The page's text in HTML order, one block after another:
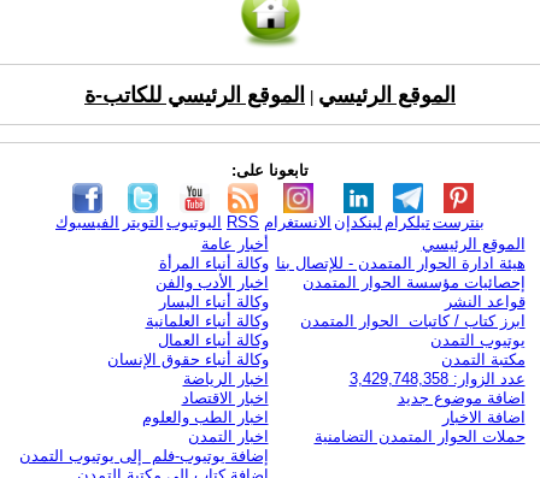
الموقع الرئيسي الموقع الرئيسي للكاتب-ة
تابعونا على:
الفيسبوك التويتر اليوتيوب RSS الانستغرام لينكدإن تيلكرامبنترست
الموقع الرئيسي
هيئة ادارة الحوار المتمدن - للإتصال بنا
إحصائيات مؤسسة الحوار المتمدن
قواعد النشر
ابرز كتاب / كاتبات الحوار المتمدن
يوتيوب التمدن
مكتبة التمدن
عدد الزوار: 3,429,748,358
اضافة موضوع جديد
اضافة الاخبار
حملات الحوار المتمدن التضامنية
أخبار عامة
وكالة أنباء المرأة
اخبار الأدب والفن
وكالة أنباء اليسار
وكالة أنباء العلمانية
وكالة أنباء العمال
وكالة أنباء حقوق الإنسان
اخبار الرياضة
اخبار الاقتصاد
اخبار الطب والعلوم
اخبار التمدن
إضافة يوتيوب-فلم إلى يوتيوب التمدن